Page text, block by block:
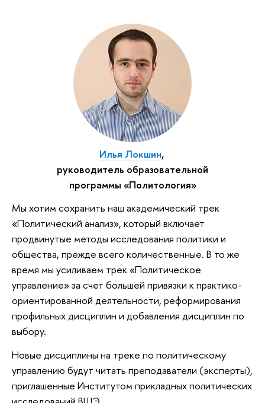
Илья Локшин,
руководитель образовательной
программы «Политология»
Мы хотим сохранить наш академический трек
«Политический анализ», который включает
продвинутые методы исследования политики и
общества, прежде всего количественные. В то же
время мы усиливаем трек «Политическое
управление» за счет большей привязки к практико-
ориентированной деятельности, реформирования
профильных дисциплин и добавления дисциплин по
выбору.
Новые дисциплины на треке по политическому
управлению будут читать преподаватели (эксперты),
приглашенные Институтом прикладных политических